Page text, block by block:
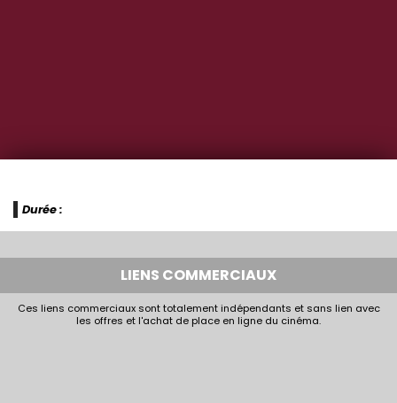
Durée :
LIENS COMMERCIAUX
Ces liens commerciaux sont totalement indépendants et sans lien avec
les offres et l'achat de place en ligne du cinéma.